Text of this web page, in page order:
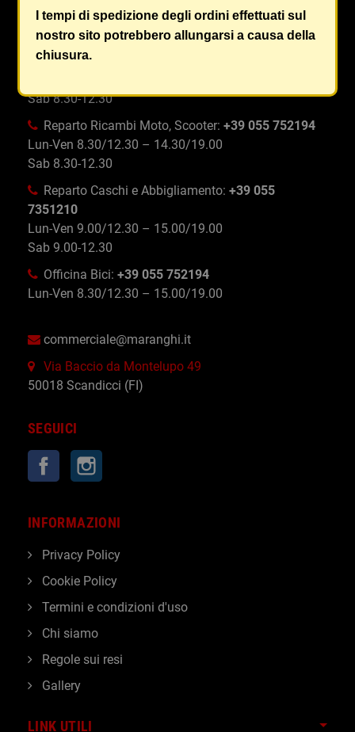
I tempi di spedizione degli ordini effettuati sul
nostro sito potrebbero allungarsi a causa della
chiusura.
e tecnico in tutta Firenze e provincia
[Continua a
leggere...]
Reparto Ricambi Auto:
Sab 8.30-12.30
Reparto Ricambi Moto, Scooter: +39 055 752194
Lun-Ven 8.30/12.30 – 14.30/19.00
Sab 8.30-12.30
Reparto Caschi e Abbigliamento: +39 055
7351210
Lun-Ven 9.00/12.30 – 15.00/19.00
Sab 9.00-12.30
Officina Bici: +39 055 752194
Lun-Ven 8.30/12.30 – 15.00/19.00
commerciale@maranghi.it
Via Baccio da Montelupo 49
50018 Scandicci (FI)
SEGUICI
Facebook
LINK UTILI
INFORMAZIONI
Privacy Policy
Cookie Policy
Termini e condizioni d'uso
Chi siamo
Regole sui resi
Gallery